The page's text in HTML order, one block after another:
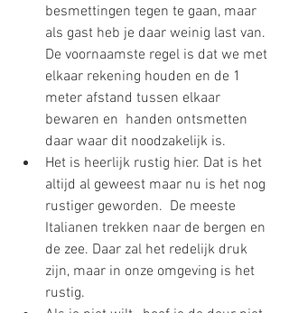
besmettingen tegen te gaan, maar
als gast heb je daar weinig last van.
De voornaamste regel is dat we met
elkaar rekening houden en de 1
meter afstand tussen elkaar
bewaren en  handen ontsmetten
daar waar dit noodzakelijk is.
Het is heerlijk rustig hier. Dat is het
altijd al geweest maar nu is het nog
rustiger geworden.  De meeste
Italianen trekken naar de bergen en
de zee. Daar zal het redelijk druk
zijn, maar in onze omgeving is het
rustig.